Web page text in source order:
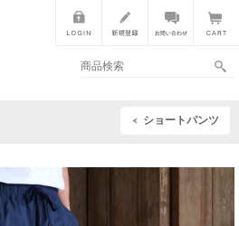
ショートパンツ